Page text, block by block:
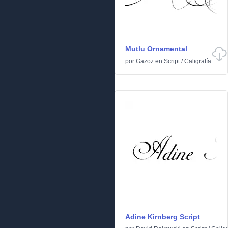
Mutlu Ornamental
por Gazoz en Script/Caligrafía
Adine Kirnberg Script